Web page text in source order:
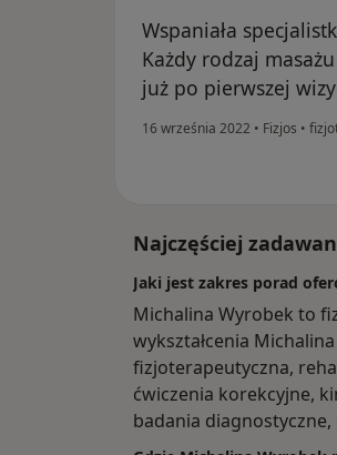
Wspaniała
Każdy rodzaj
już po pierwszej
16 września 2022 • Fizjos •
Najczęściej
Jaki jest zakres porad
Michalina Wyrobek to
wykształcenia
fizjoterapeutyczna,
ćwiczenia korekcyjne,
badania diagnostyczne,